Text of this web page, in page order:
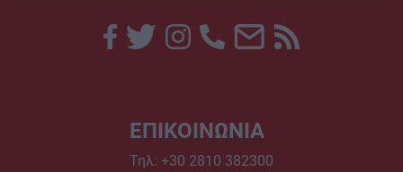
ΕΠΙΚΟΙΝΩΝΙΑ
Τηλ: +30 2810 382300